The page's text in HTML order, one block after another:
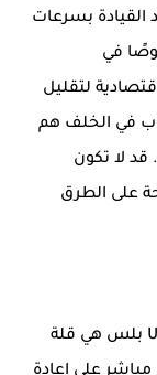
القيادة بسرعات
في
لتقليل
في الخلف هم
قد لا تكون
على الطرق
من المشاكل التي قد تواجه مستخدم بايك U5 بلس هي قلة
على إعادة